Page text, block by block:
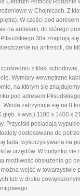
Centrum Pomocy
w Chojnicach. Z
W części pod
na antresoli, do którego
30a znajdują
na antresoli, do
z klaki
Wymiary wewnętrzne
na którym się
pod adresem
zatrzymuje się na 8
x wys.) 1100 x 1400
Przyciski posiadają
dostosowane do
lada, wykorzystywana na
urzędów. W budynku
możliwość obsłużenia go
wejść w
lub w druku